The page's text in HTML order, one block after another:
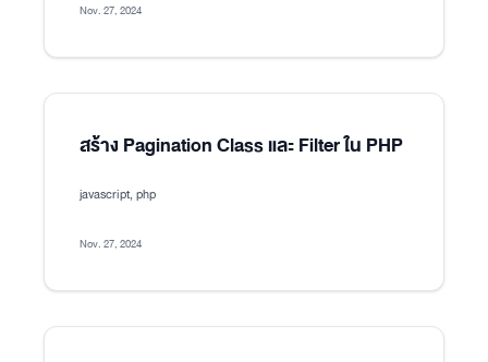
Nov. 27, 2024
สร้าง Pagination Class และ Filter ใน PHP
javascript, php
Nov. 27, 2024